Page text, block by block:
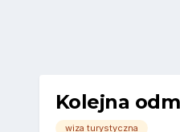
Kolejna
wiza turystyczna